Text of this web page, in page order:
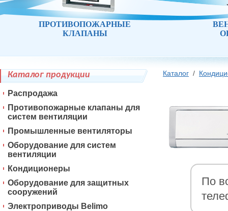
ПРОТИВОПОЖАРНЫЕ
КЛАПАНЫ
Каталог /
По
Каталог продукции
Распродажа
Противопожарные клапаны для
систем вентиляции
Промышленные вентиляторы
Оборудование для систем
вентиляции
Кондиционеры
Оборудование для защитных
сооружений
Электроприводы Belimo